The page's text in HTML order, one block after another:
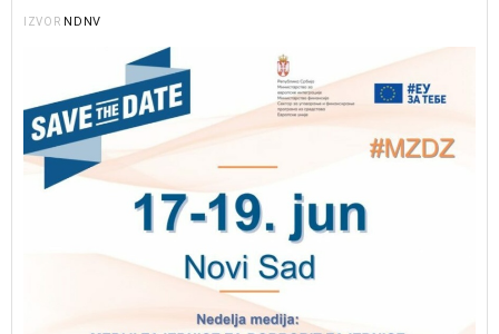
IZVOR NDNV